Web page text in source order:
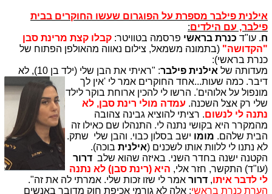
אילנית פילבר מספרת על הפוגרום שעשו החוקרים בבית
פילבר, עם הילדים:
ח. עו"ד כנרת בראשי פרסמה בטוויטר: קבלו קצת מרינת סבן
"הקדושה" (בתמונה משמאל, צילום נאווה מהאולפן הפתוח של
כנרת בראשי):
מעדותה של אילנית פילבר
: "ראיתי את הבן שלי (ילד בן 10), לא
דיבר. כמה שעות...אחד החוקרים אמר לי 'אין לך
מונפול על אלוהים'. הרשו לי להכין ארוחת בוקר לילד
שלי רק אצל השכנה. עמדה מולי רינת סבן, לא
נתנה לי לנשום. רציתי להוציא גבינה צהובה
מהמקרר היא בקושי נתנה לי. התנהלו שם כאילו זה
הבית שלהם. מומו ישב בסלון כבוי. והבן שלי שתק.
לא נתנו לי ללוות אותו לשכנים (אילנית בוכה).
הקטנה ישנה בחדר השני. באיזה שהוא שלב דרור
(עו"ד) התקשר, חזר אלי, היא (רינת סבן) לא נתנה
לי לדבר איתו, דרור אמר לי שזו זכות שלי. אמרתי לה את זה".
הערת כנרת בראשי: אלה לא גורמי אכיפת חוק מדובר באנשים